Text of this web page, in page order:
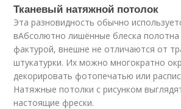
Тканевый натяжной потолок
Эта разновидность обычно
вАбсолютно лишённые блеска полотна
фактурой, внешне не отличаются от
штукатурки. Их можно многократно
декорировать фотопечатью или
Натяжные потолки с рисунком
настоящие фрески.